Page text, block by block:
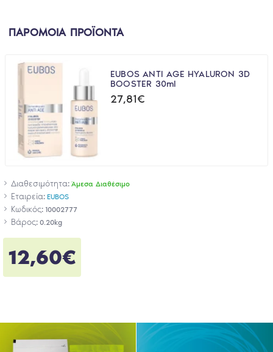
ΠΑΡΟΜΟΙΑ ΠΡΟΪΟΝΤΑ
EUBOS ANTI AGE HYALURON 3D
BOOSTER 30ml
27,81€
Διαθεσιμότητα: Άμεσα Διαθέσιμο
Εταιρεία: EUBOS
Κωδικός: 10002777
Βάρος: 0.20kg
12,60€